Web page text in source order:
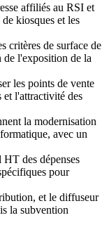
affiliés au RSI et
kiosques et les
critères de surface de
de l'exposition de la
les points de vente
et l'attractivité des
la modernisation
avec un
des dépenses
pour
et le diffuseur
la subvention